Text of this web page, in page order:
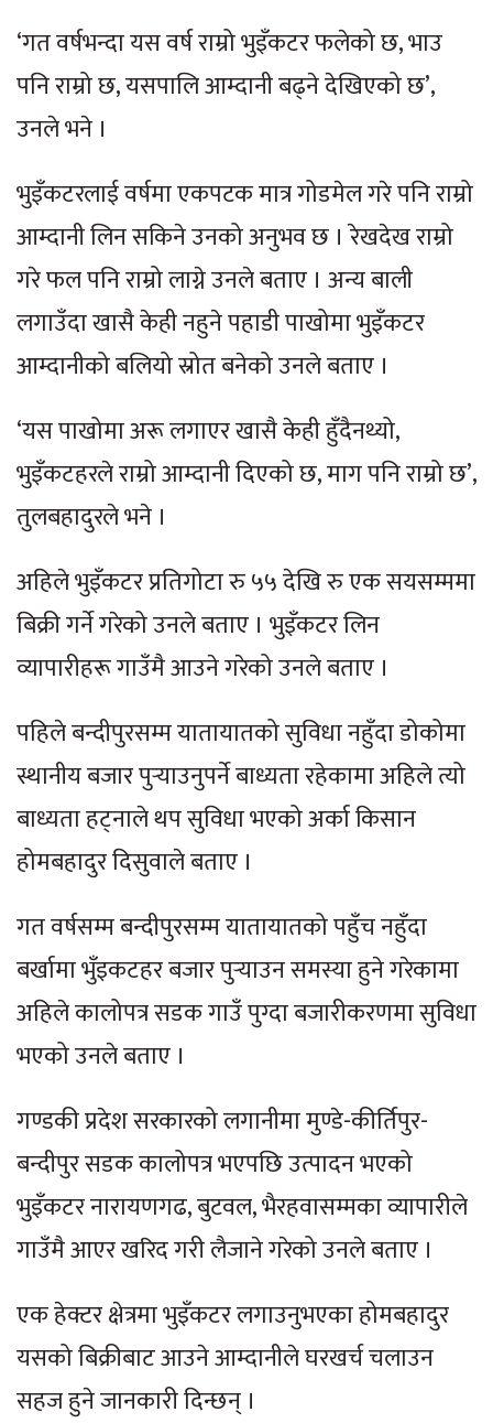
‘गत वर्षभन्दा यस वर्ष राम्रो भुइँकटर फलेको छ, भाउ
पनि राम्रो छ, यसपालि आम्दानी बढ्ने देखिएको छ’,
उनले भने ।
भुइँकटरलाई वर्षमा एकपटक मात्र गोडमेल गरे पनि राम्रो
आम्दानी लिन सकिने उनको अनुभव छ । रेखदेख राम्रो
गरे फल पनि राम्रो लाग्ने उनले बताए । अन्य बाली
लगाउँदा खासै केही नहुने पहाडी पाखोमा भुइँकटर
आम्दानीको बलियो स्रोत बनेको उनले बताए ।
‘यस पाखोमा अरू लगाएर खासै केही हुँदैनथ्यो,
भुइँकटहरले राम्रो आम्दानी दिएको छ, माग पनि राम्रो छ’,
तुलबहादुरले भने ।
अहिले भुइँकटर प्रतिगोटा रु ५५ देखि रु एक सयसम्ममा
बिक्री गर्ने गरेको उनले बताए । भुइँकटर लिन
व्यापारीहरू गाउँमै आउने गरेको उनले बताए ।
पहिले बन्दीपुरसम्म यातायातको सुविधा नहुँदा डोकोमा
स्थानीय बजार पुर्‍याउनुपर्ने बाध्यता रहेकामा अहिले त्यो
बाध्यता हट्नाले थप सुविधा भएको अर्का किसान
होमबहादुर दिसुवाले बताए ।
गत वर्षसम्म बन्दीपुरसम्म यातायातको पहुँच नहुँदा
बर्खामा भुँइकटहर बजार पुर्‍याउन समस्या हुने गरेकामा
अहिले कालोपत्र सडक गाउँ पुग्दा बजारीकरणमा सुविधा
भएको उनले बताए ।
गण्डकी प्रदेश सरकारको लगानीमा मुण्डे-कीर्तिपुर-
बन्दीपुर सडक कालोपत्र भएपछि उत्पादन भएको
भुइँकटर नारायणगढ, बुटवल, भैरहवासम्मका व्यापारीले
गाउँमै आएर खरिद गरी लैजाने गरेको उनले बताए ।
एक हेक्टर क्षेत्रमा भुइँकटर लगाउनुभएका होमबहादुर
यसको बिक्रीबाट आउने आम्दानीले घरखर्च चलाउन
सहज हुने जानकारी दिन्छन् ।